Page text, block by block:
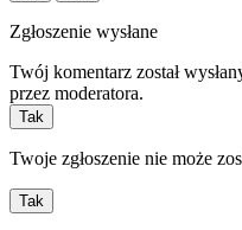
Zgłoszenie wysłane
Twój komentarz został
przez moderatora.
Tak
Twoje zgłoszenie nie może
Tak